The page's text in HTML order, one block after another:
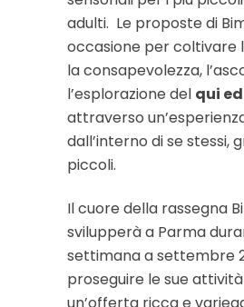
adulti. Le proposte di
occasione per coltivare
la consapevolezza,
l’esplorazione del qui
attraverso
dall’interno di se stessi,
piccoli.
Il cuore della rassegna
svilupperà a Parma
settimana a settembre
proseguire le sue